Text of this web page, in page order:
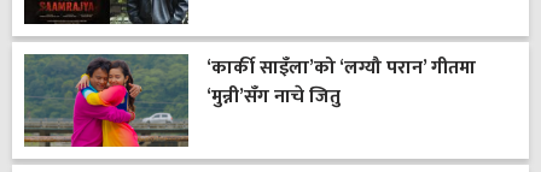
‘कार्की साइँला’को ‘लग्यौ परान’ गीतमा
‘मुन्नी’सँग नाचे जितु